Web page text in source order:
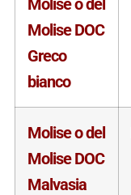
Molise DOC
Greco
bianco
Molise o del
Molise DOC
Malvasia